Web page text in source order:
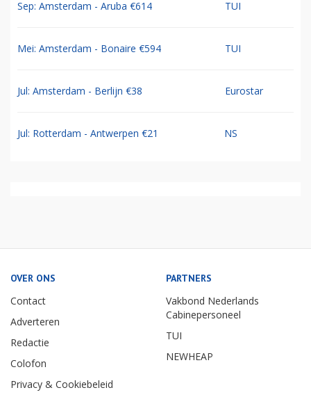
Sep: Amsterdam - Aruba €614 TUI
Mei: Amsterdam - Bonaire €594 TUI
Jul: Amsterdam - Berlijn €38 Eurostar
Jul: Rotterdam - Antwerpen €21 NS
OVER ONS
Contact
Adverteren
Redactie
Colofon
Privacy & Cookiebeleid
PARTNERS
Vakbond Nederlands
Cabinepersoneel
TUI
NEWHEAP